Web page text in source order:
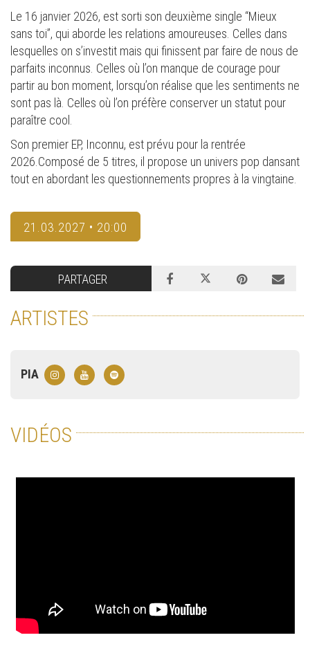
Le 16 janvier 2026, est sorti son deuxième single “Mieux
sans toi”, qui aborde les relations amoureuses. Celles dans
lesquelles on s’investit mais qui finissent par faire de nous de
parfaits inconnus. Celles où l’on manque de courage pour
partir au bon moment, lorsqu’on réalise que les sentiments ne
sont pas là. Celles où l’on préfère conserver un statut pour
paraître cool.
Son premier EP, Inconnu, est prévu pour la rentrée
2026.Composé de 5 titres, il propose un univers pop dansant
tout en abordant les questionnements propres à la vingtaine.
21.03.2027 • 20:00
PARTAGER
ARTISTES
PIA
VIDÉOS